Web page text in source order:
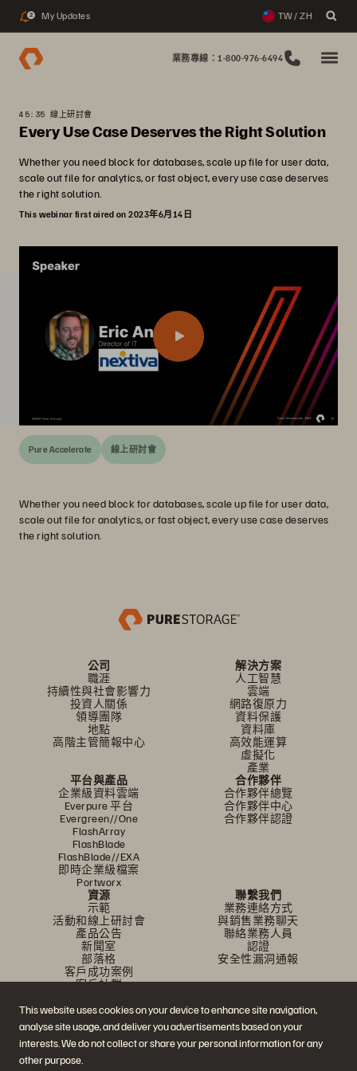
This website uses cookies on your device to enhance site navigation,
analyse site usage, and deliver you advertisements based on your
interests. We do not collect or share your personal information for any
other purpose.
2 My Updates TW / ZH
業務專線：1-800-976-6494
45:35 線上研討會
Every Use Case Deserves the Right Solution
Whether you need block for databases, scale up file for user data,
scale out file for analytics, or fast object, every use case deserves
the right solution.
This webinar first aired on 2023年6月14日
Pure Accelerate 線上研討會
Whether you need block for databases, scale up file for user data,
scale out file for analytics, or fast object, every use case deserves
the right solution.
公司
職涯
持續性與社會影響力
投資人關係
領導團隊
地點
高階主管簡報中心
解決方案
人工智慧
雲端
網路復原力
資料保護
資料庫
高效能運算
虛擬化
產業
平台與產品
企業級資料雲端
Everpure 平台
Evergreen//One
FlashArray
FlashBlade
FlashBlade//EXA
即時企業級檔案
Portworx
合作夥伴
合作夥伴總覽
合作夥伴中心
合作夥伴認證
資源
示範
活動和線上研討會
產品公告
新聞室
部落格
客戶成功案例
客戶社群
聯繫我們
業務連絡方式
與銷售業務聊天
聯絡業務人員
認證
安全性漏洞通報
加入討論